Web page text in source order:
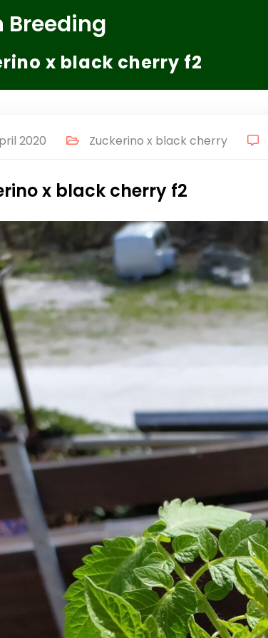
Breeding
x black cherry f2
2020 Zuckerino x black cherry
x black cherry f2